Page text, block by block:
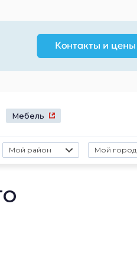
Мебель
Мой район Мой город